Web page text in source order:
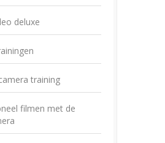
deluxe
training
filmen met de